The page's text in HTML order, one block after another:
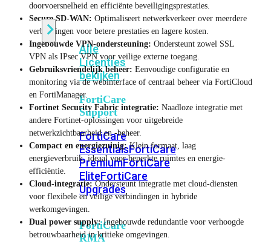
Licentie
Alle
Licenties
bekijken
FortiCare
Support
FortiCare
EssentialsFortiCare
PremiumFortiCare
EliteFortiCare
Upgrades
FortiCare
RMA
doorvoersnelheid en efficiënte beveiligingsprestaties.
Secure SD-WAN: Optimaliseert netwerkverkeer over meerdere
verbindingen voor betere prestaties en lagere kosten.
Ingebouwde VPN-ondersteuning: Ondersteunt zowel SSL
VPN als IPsec VPN voor veilige externe toegang.
Gebruiksvriendelijk beheer: Eenvoudige configuratie en
monitoring via de webinterface of centraal beheer via FortiCloud
en FortiManager.
Fortinet Security Fabric integratie: Naadloze integratie met
andere Fortinet-oplossingen voor uitgebreide
netwerkzichtbaarheid en -beheer.
Compact en energiezuinig: Klein formaat, laag
energieverbruik, ideaal voor beperkte ruimtes en energie-
efficiëntie.
Cloud-integratie:Ondersteunt integratie met cloud-diensten
voor flexibele en veilige verbindingen in hybride
werkomgevingen.
Dual power supply:Ingebouwde redundantie voor verhoogde
betrouwbaarheid in kritieke omgevingen.